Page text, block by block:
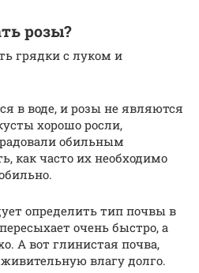
розы?
грядки с луком и
в воде, и розы не являются
хорошо росли,
обильным
как часто их необходимо
определить тип почвы в
очень быстро, а
А вот глинистая почва,
влагу долго.